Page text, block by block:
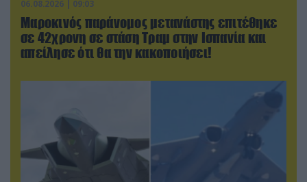
06.08.2026 | 09:03
Μαροκινός παράνομος μετανάστης επιτέθηκε
σε 42χρονη σε στάση Τραμ στην Ισπανία και
απείλησε ότι θα την κακοποιήσει!